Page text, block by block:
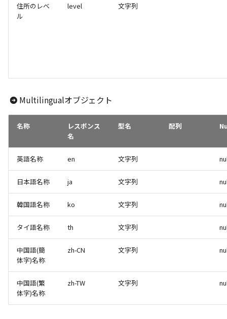
住所のレベ
ル
level 文字列
Multilingualオブジェクト
名称
レスポンス
名
型名 配列
英語名称 en 文字列
日本語名称 ja 文字列
韓国語名称 ko 文字列
タイ語名称 th 文字列
中国語(簡
体字)名称
zh-CN 文字列
中国語(繁
体字)名称
zh-TW 文字列